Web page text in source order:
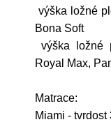
výška ložné
Bona Soft
výška ložné
Royal Max,
Matrace:
Miami - tvrdost